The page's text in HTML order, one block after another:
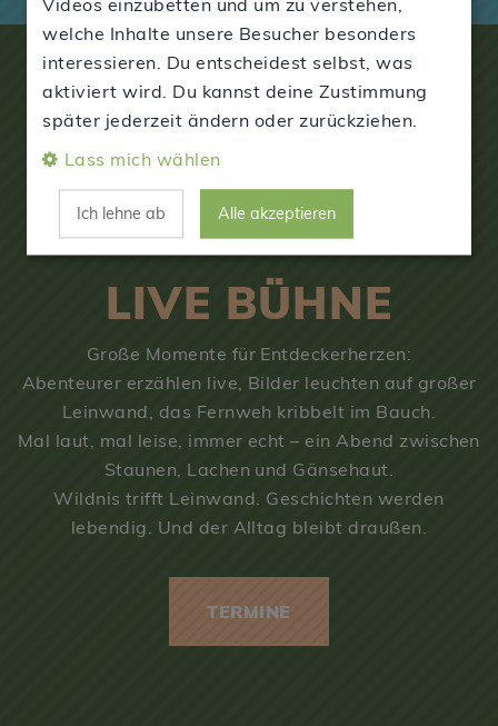
LIVE BÜHNE
Große Momente für Entdeckerherzen:
Abenteurer erzählen live, Bilder leuchten auf großer
Leinwand, das Fernweh kribbelt im Bauch.
Mal laut, mal leise, immer echt – ein Abend zwischen
Staunen, Lachen und Gänsehaut.
Wildnis trifft Leinwand. Geschichten werden
lebendig. Und der Alltag bleibt draußen.
TERMINE
Videos einzubetten und um zu verstehen,
welche Inhalte unsere Besucher besonders
interessieren. Du entscheidest selbst, was
aktiviert wird. Du kannst deine Zustimmung
später jederzeit ändern oder zurückziehen.
Lass mich wählen
Ich lehne ab Alle akzeptieren